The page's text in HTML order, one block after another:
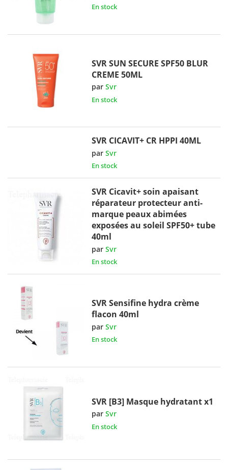
En stock
SVR SUN SECURE SPF50 BLUR
CREME 50ML
parSvr
En stock
SVR CICAVIT+ CR HPPI 40ML
parSvr
En stock
SVR Cicavit+ soin apaisant
réparateur protecteur anti-
marque peaux abimées
exposées au soleil SPF50+ tube
40ml
parSvr
En stock
SVR Sensifine hydra crème
flacon 40ml
parSvr
En stock
SVR [B3] Masque hydratant x1
parSvr
En stock